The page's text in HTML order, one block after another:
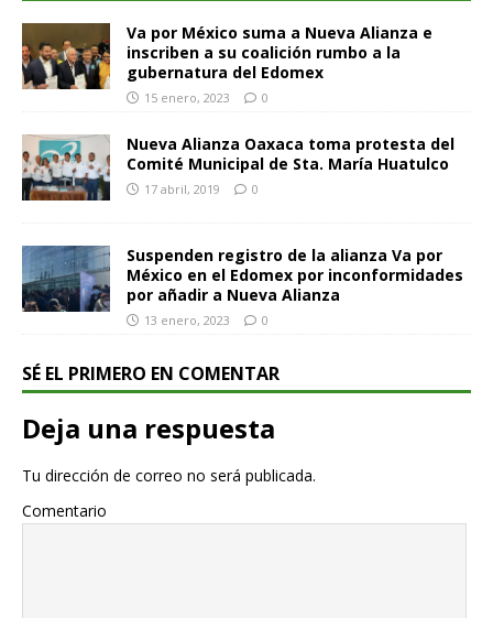
Va por México suma a Nueva Alianza e
inscriben a su coalición rumbo a la
gubernatura del Edomex
15 enero, 2023 0
Nueva Alianza Oaxaca toma protesta del
Comité Municipal de Sta. María Huatulco
17 abril, 2019 0
Suspenden registro de la alianza Va por
México en el Edomex por inconformidades
por añadir a Nueva Alianza
13 enero, 2023 0
SÉ EL PRIMERO EN COMENTAR
Deja una respuesta
Tu dirección de correo no será publicada.
Comentario